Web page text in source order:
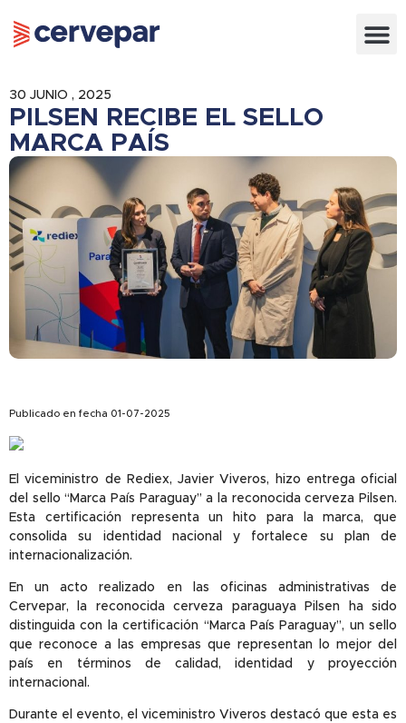
30 JUNIO , 2025
PILSEN RECIBE EL SELLO
MARCA PAÍS
Publicado en fecha 01-07-2025
El viceministro de Rediex, Javier Viveros, hizo entrega oficial
del sello “Marca País Paraguay” a la reconocida cerveza Pilsen.
Esta certificación representa un hito para la marca, que
consolida su identidad nacional y fortalece su plan de
internacionalización.
En un acto realizado en las oficinas administrativas de
Cervepar, la reconocida cerveza paraguaya Pilsen ha sido
distinguida con la certificación “Marca País Paraguay”, un sello
que reconoce a las empresas que representan lo mejor del
país en términos de calidad, identidad y proyección
internacional.
Durante el evento, el viceministro Viveros destacó que esta es